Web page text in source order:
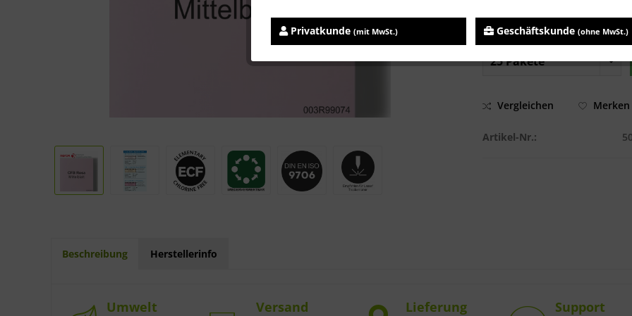
Sofort versandfertig, Lieferzeit
Vergleichen Merken
Artikel-Nr.:
Beschreibung Herstellerinfo
Umwelt Versand Lieferung Support
Privatkunde (mit MwSt.) Geschäftskunde (ohne MwSt.)